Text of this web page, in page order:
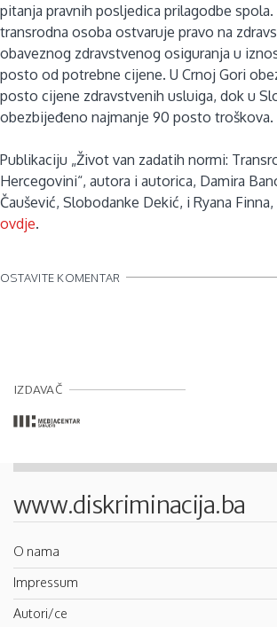
pitanja pravnih posljedica prilagodbe spola.
transrodna osoba ostvaruje pravo na
obaveznog zdravstvenog osiguranja u
posto od potrebne cijene. U Crnoj Gori
posto cijene zdravstvenih usluiga, dok u
obezbijeđeno najmanje 90 posto troškova.
Publikaciju „Život van zadatih normi:
Hercegovini“, autora i autorica, Damira
Čaušević, Slobodanke Dekić, i Ryana
ovdje.
OSTAVITE KOMENTAR
IZDAVAČ
www.diskriminacija.ba
O nama
Impressum
Autori/ce